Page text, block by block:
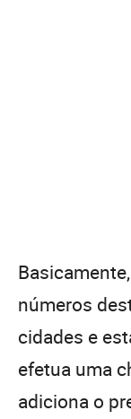
números
cidades e
efetua uma
adiciona o